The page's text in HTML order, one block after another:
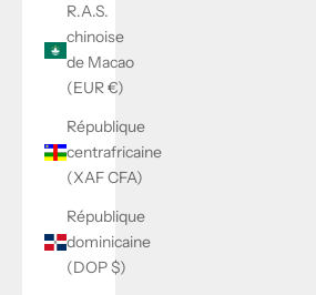
R.A.S.
chinoise
de Macao
(EUR €)
République
centrafricaine
(XAF CFA)
République
dominicaine
(DOP $)